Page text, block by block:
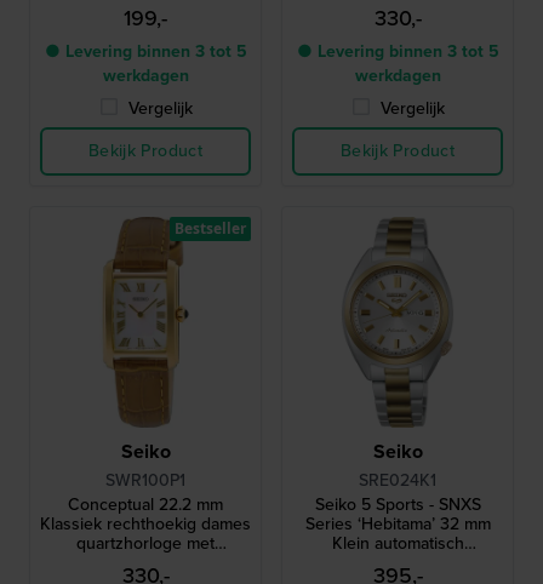
199,-
● Levering binnen 3 tot 5
werkdagen
Vergelijk
Bekijk Product
330,-
● Levering binnen 3 tot 5
werkdagen
Vergelijk
Bekijk Product
Seiko
SWR100P1
Conceptual 22.2 mm
Klassiek rechthoekig dames
quartzhorloge met
parelmoer wijzerplaat
330,-
Bestseller
Seiko
SRE024K1
Seiko 5 Sports - SNXS
Series ‘Hebitama’ 32 mm
Klein automatisch
dameshorloge met dag-
395,-